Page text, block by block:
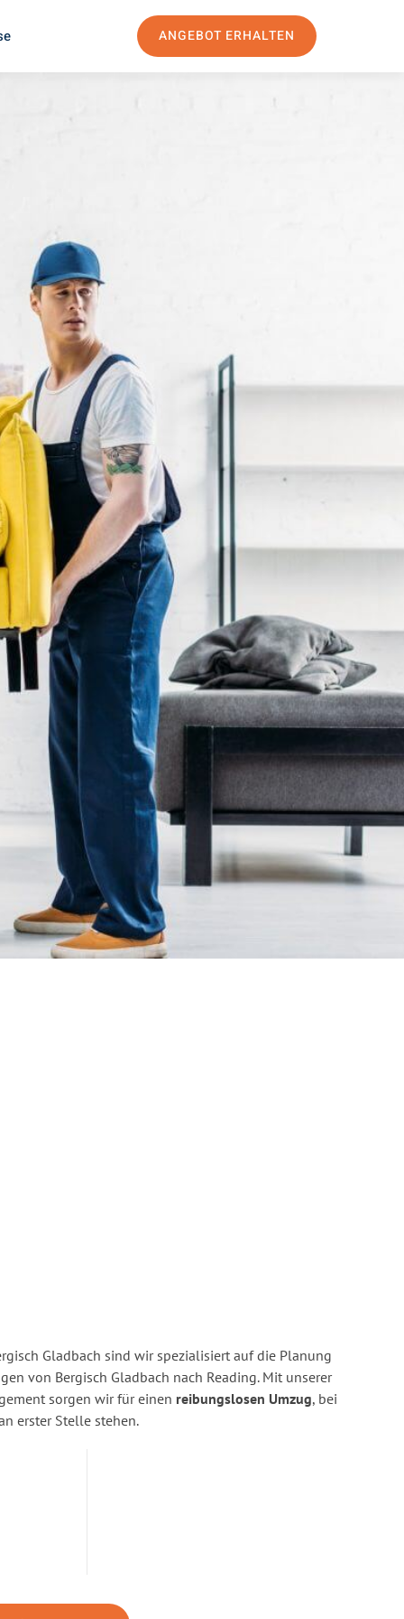
ANGEBOT ERHALTEN
Gladbach sind wir spezialisiert auf die Planung
von Bergisch Gladbach nach Reading. Mit unserer
sorgen wir für einen reibungslosen Umzug, bei
erster Stelle stehen.